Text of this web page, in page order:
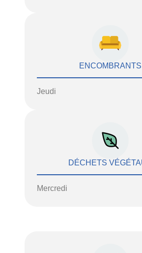
ENCOMBRANTS
Jeudi
DÉCHETS
Mercredi